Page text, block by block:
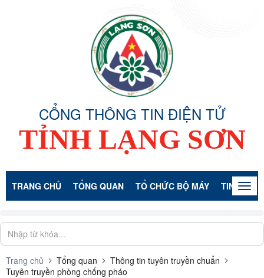
CỔNG THÔNG TIN ĐIỆN TỬ
TỈNH LẠNG SƠN
TRANG CHỦ TỔNG QUAN TỔ CHỨC BỘ MÁY TIN TỨC -
Trang chủ Tổng quan
Thông tin tuyên truyền chuẩn
Tuyên truyền phòng chống pháo